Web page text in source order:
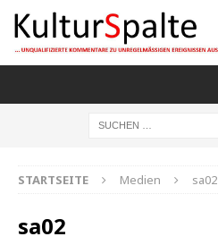
STARTSEITE Medien sa02
sa02